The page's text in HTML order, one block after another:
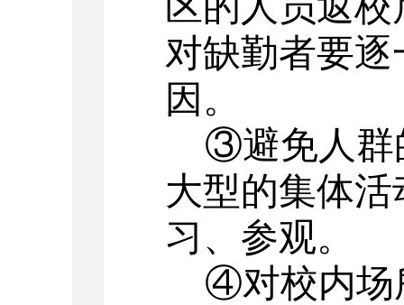
对缺勤者要
因。
③避免人群
大型的集体
习、参观。
④对校内场